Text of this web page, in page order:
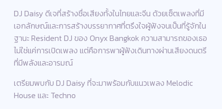
DJ Daisy ดีเจที่สร้างชื่อเสียงทั้งในไทยและจีน ด้วยเซ็ตเพลงที่มี
เอกลักษณ์และการสร้างบรรยากาศที่ตรึงใจผู้ฟังจนเป็นที่รู้จักใน
ฐานะ Resident DJ ของ Onyx Bangkok ความสามารถของเธอ
ไม่ใช่แค่การเปิดเพลง แต่คือการพาผู้ฟังเดินทางผ่านเสียงดนตรี
ที่มีพลังและอารมณ์
เตรียมพบกับ DJ Daisy ที่จะมาพร้อมกับแนวเพลง Melodic
House และ Techno